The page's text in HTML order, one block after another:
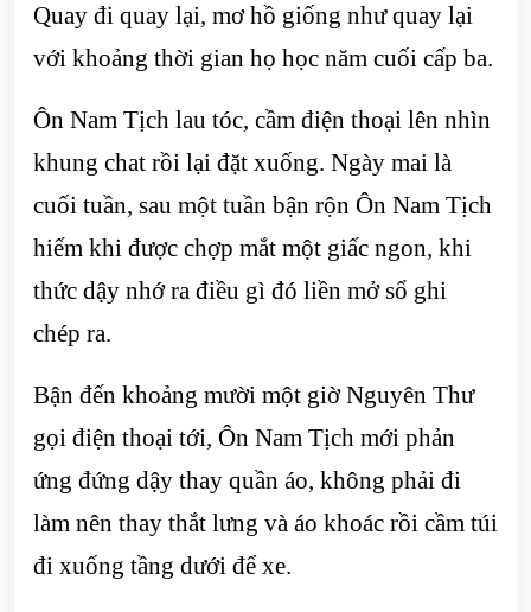
Quay đi quay lại, mơ hồ giống như quay lại
với khoảng thời gian họ học năm cuối cấp ba.
Ôn Nam Tịch lau tóc, cầm điện thoại lên nhìn
khung chat rồi lại đặt xuống. Ngày mai là
cuối tuần, sau một tuần bận rộn Ôn Nam Tịch
hiếm khi được chợp mắt một giấc ngon, khi
thức dậy nhớ ra điều gì đó liền mở sổ ghi
chép ra.
Bận đến khoảng mười một giờ Nguyên Thư
gọi điện thoại tới, Ôn Nam Tịch mới phản
ứng đứng dậy thay quần áo, không phải đi
làm nên thay thắt lưng và áo khoác rồi cầm túi
đi xuống tầng dưới để xe.